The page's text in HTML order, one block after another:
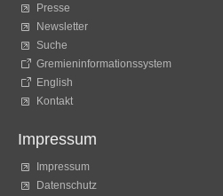
Presse
Newsletter
Suche
Gremieninformationssystem
English
Kontakt
Impressum
Impressum
Datenschutz